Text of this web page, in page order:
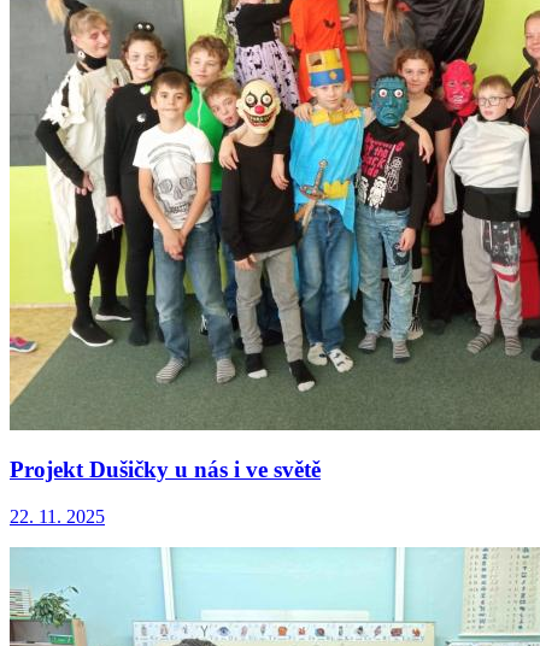
Projekt Dušičky u nás i ve světě
22. 11. 2025